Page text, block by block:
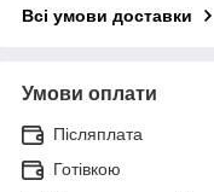
Всі умови доставки
Умови оплати
Післяплата
Готівкою